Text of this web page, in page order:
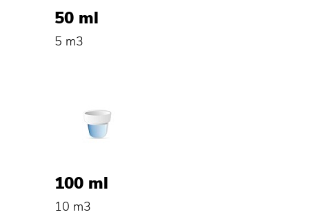
50 ml
5 m3
100 ml
10 m3